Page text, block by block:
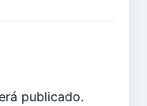
publicado.